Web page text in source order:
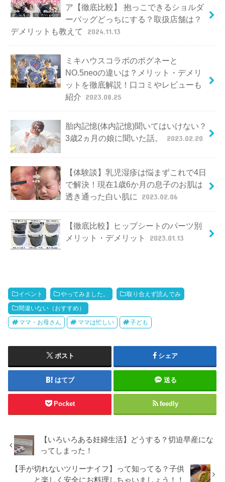
ア【徹底比較】 抱っこできるショルダ
ーバッグどっちにする？取扱店舗は？
デメリットも教えて
2024.11.13
ミキハウスコラボのポグネーと
NO.5neoの違いは？メリット・デメリ
ットを徹底解説！口コミやレビューも
紹介 2023.08.25
胎内記憶(体内記憶)聞いてはいけない？
3歳2ヵ月の娘に聞いた話。
2023.02.20
【体験談】乳児湿疹は悩まずこれで4日
で解決！現在1歳6か月の息子のお肌は
透き通った白い肌に
2023.02.06
【徹底比較】ヒップシートのパーツ別
メリット・デメリット
2023.01.13
イベント やってみました。 取り合えず読んでみ
間違いない（おすすめ）
ママ・お母さん ママは忙しい 子ども
ポスト シェア
はてブ 送る
Pocket feedly
【いろいろある妊婦生活】どうする？切迫早産にな
ってしまった！
【手が切れないツリーナイフ】って知ってる？子供
と楽しく安全にお料理しちゃいましょう！！